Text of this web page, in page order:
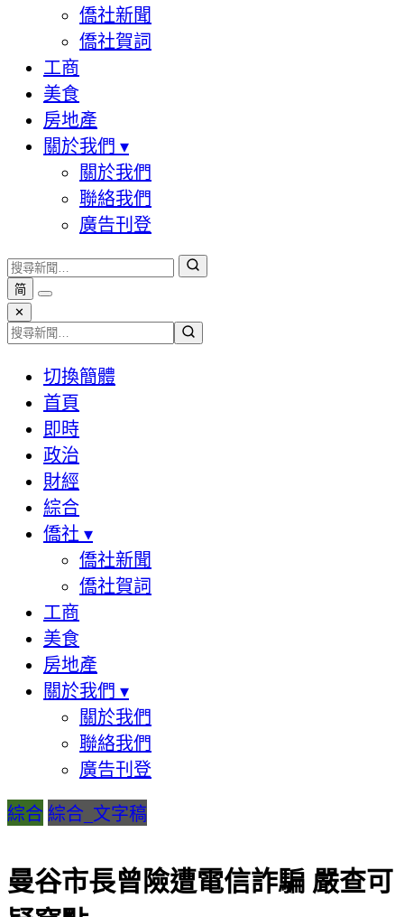
僑社新聞
僑社賀詞
工商
美食
房地產
關於我們 ▾
關於我們
聯絡我們
廣告刊登
简
✕
切換簡體
首頁
即時
政治
財經
綜合
僑社 ▾
僑社新聞
僑社賀詞
工商
美食
房地產
關於我們 ▾
關於我們
聯絡我們
廣告刊登
綜合 綜合_文字稿
曼谷市長曾險遭電信詐騙 嚴查可